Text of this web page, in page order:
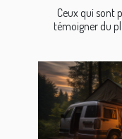
Ceux qui sont
témoigner du